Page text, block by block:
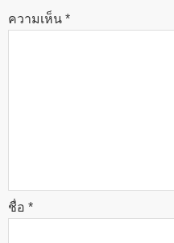
ความเห็น *
ชื่อ *